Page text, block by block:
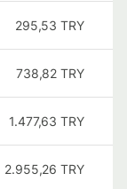
295,53 TRY
738,82 TRY
1.477,63 TRY
2.955,26 TRY